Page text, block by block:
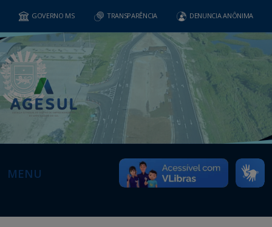
GOVERNO MS TRANSPARÊNCIA DENUNCIA ANÔNIMA
MENU